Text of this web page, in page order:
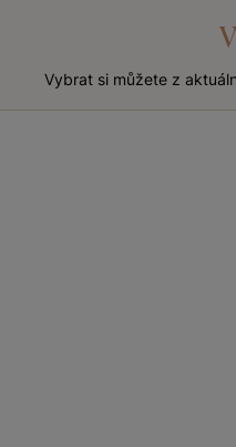
Vybrat si můžete z